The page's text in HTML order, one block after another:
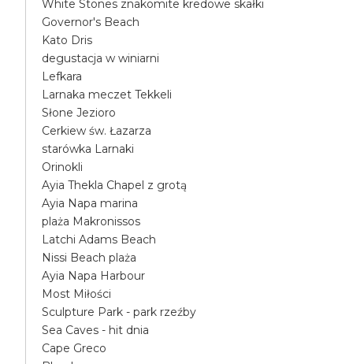
White Stones znakomite kredowe skałki
Governor's Beach
Kato Dris
degustacja w winiarni
Lefkara
Larnaka meczet Tekkeli
Słone Jezioro
Cerkiew św. Łazarza
starówka Larnaki
Orinokli
Ayia Thekla Chapel z grotą
Ayia Napa marina
plaża Makronissos
Latchi Adams Beach
Nissi Beach plaża
Ayia Napa Harbour
Most Miłości
Sculpture Park - park rzeźby
Sea Caves - hit dnia
Cape Greco